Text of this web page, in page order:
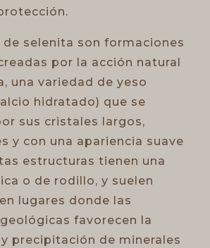
de selenita son formaciones
por la acción natural
una variedad de yeso
hidratado) que se
sus cristales largos,
y con una apariencia suave
estructuras tienen una
o de rodillo, y suelen
lugares donde las
favorecen la
precipitación de minerales